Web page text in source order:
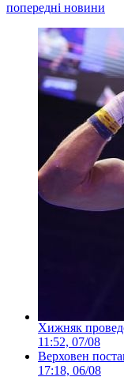
попередні новини
Хижняк
11:52, 07/08
Верховен
17:18, 06/08